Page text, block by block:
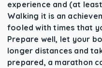
experience and (at
Walking it is an
fooled with times that
Prepare well, let your
longer distances and
prepared, a marathon